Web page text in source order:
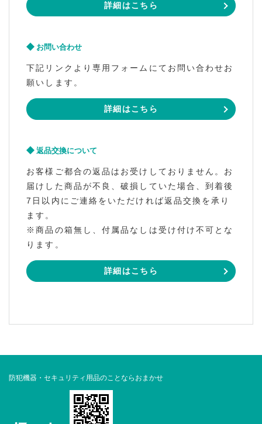
詳細はこちら
お問い合わせ
下記リンクより専用フォームにてお問い合わせお
願いします。
詳細はこちら
返品交換について
お客様ご都合の返品はお受けしておりません。お
届けした商品が不良、破損していた場合、到着後
7日以内にご連絡をいただければ返品交換を承り
ます。
※商品の箱無し、付属品なしは受け付け不可とな
ります。
詳細はこちら
防犯機器・セキュリティ用品のことならおまかせ